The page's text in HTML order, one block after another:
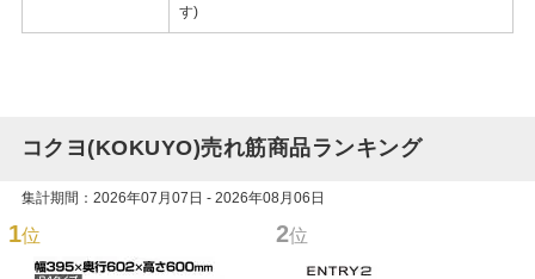
す)
コクヨ(KOKUYO)売れ筋商品ランキング
集計期間：2026年07月07日 - 2026年08月06日
1位 2位